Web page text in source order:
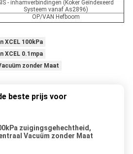
- inhamverbindingen (Koker Geïndexeerd
Systeem vanaf As2896)
OP/VAN Hefboom
XCEL 100kPa
XCEL 0.1mpa
zonder Maat
beste prijs voor
zuigingsgehechtheid,
Vacuüm zonder Maat